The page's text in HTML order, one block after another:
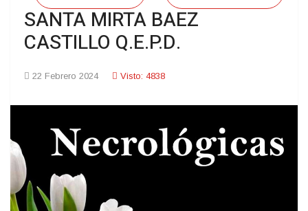
SANTA MIRTA BAEZ
CASTILLO Q.E.P.D.
22 Febrero 2024 Visto: 4838